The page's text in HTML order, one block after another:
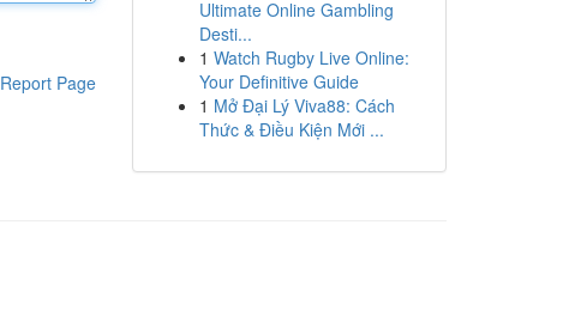
Report Page
Ultimate Online Gambling
Desti...
1 Watch Rugby Live Online:
Your Definitive Guide
1 Mở Đại Lý Viva88: Cách
Thức & Điều Kiện Mới ...